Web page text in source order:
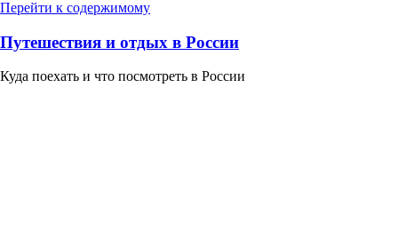
Перейти к содержимому
Путешествия и отдых в России
Куда поехать и что посмотреть в России